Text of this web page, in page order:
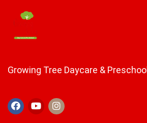
Growing Tree Daycare & Preschool